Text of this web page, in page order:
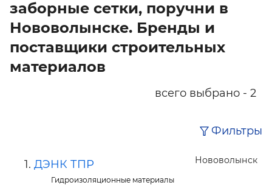
заборные сетки, поручни в
Нововолынске. Бренды и
поставщики строительных
материалов
всего выбрано - 2
Фильтры
Нововолынск
ДЭНК ТПР
Гидроизоляционные материалы